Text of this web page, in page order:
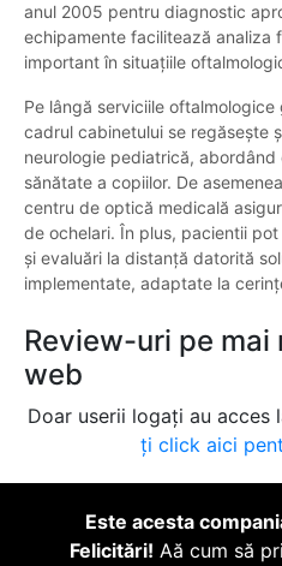
anul 2005 pentru diagnostic
echipamente facilitează analiza
important în situațiile
Pe lângă serviciile
cadrul cabinetului se regăsește
neurologie pediatrică,
sănătate a copiilor. De
centru de optică medicală
de ochelari. În plus, pacientii
și evaluări la distanță datorită
implementate, adaptate la
Review-uri pe
web
Doar userii logați au acces
ți click aici
Este acesta
Felicitări! Aă cum să